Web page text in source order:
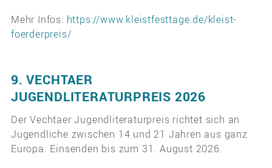
Mehr Infos: https://www.kleistfesttage.de/kleist-
foerderpreis/
9. VECHTAER
JUGENDLITERATURPREIS 2026
Der Vechtaer Jugendliteraturpreis richtet sich an
Jugendliche zwischen 14 und 21 Jahren aus ganz
Europa. Einsenden bis zum 31. August 2026.